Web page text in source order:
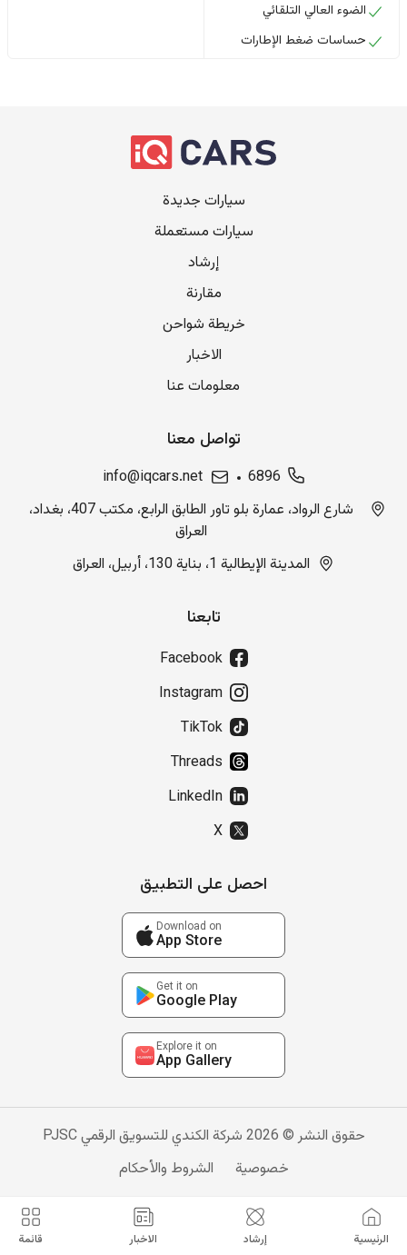
الرئيسية إرشاد الاخبار قائمة
الضوء العالي التلقائي
حساسات ضغط الإطارات
سيارات جديدة
سيارات مستعملة
إرشاد
مقارنة
خريطة شواحن
الاخبار
معلومات عنا
تواصل معنا
6896
info@iqcars.net
شارع الرواد، عمارة بلو تاور الطابق الرابع، مكتب 407، بغداد،
العراق
المدينة الإيطالية 1، بناية 130، أربيل، العراق
تابعنا
Facebook
Instagram
TikTok
Threads
LinkedIn
X
احصل على التطبيق
Download on
App Store
Get it on
Google Play
Explore it on
App Gallery
حقوق النشر © 2026 شركة الكندي للتسويق الرقمي PJSC
خصوصية
الشروط والأحكام